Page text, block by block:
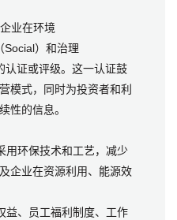
业在环境
Social）和治理
认证或评级。这一认证鼓
模式，同时为投资者和利
性的信息。
用环保技术和工艺，减少
企业在资源利用、能源效
益、员工福利制度、工作